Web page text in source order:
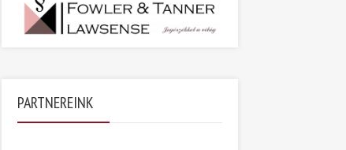
PARTNEREINK